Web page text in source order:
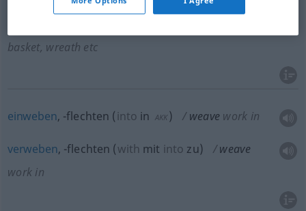
basket, wreath etc
einweben, -flechten ( into in AKK ) weave work in
verweben, -flechten (with mit into zu)
weave
work in